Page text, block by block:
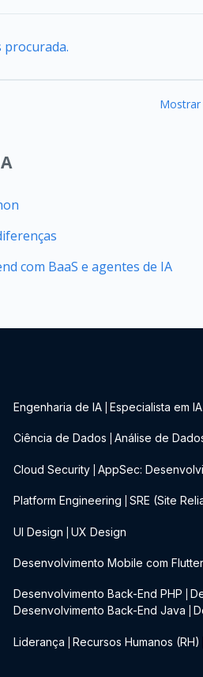
procurada.
com BaaS e agentes de IA
Engenharia de IA Especialista em IA
Ciência de Dados Análise de
Cloud Security AppSec:
Platform Engineering SRE (Site
UI Design UX Design
Desenvolvimento Mobile com Flutter
Desenvolvimento Back-End PHP
Desenvolvimento Back-End Java
Liderança Recursos Humanos (RH)